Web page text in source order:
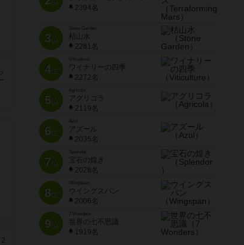
位
2394名
3位
Stone Garden
枯山水
2281名
4位
Viticulture
ワイナリーの四季
2272名
5位
Agricola
アグリコラ
2119名
6位
Azul
アズール
2035名
7位
宝石の煌き
2028名
8位
Wingspan
ウイングスパン
2006名
9位
7 Wonders
世界の七不思議
1919名